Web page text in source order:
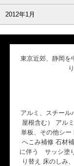
2012年1月
東京近郊、静岡を
アルミ、スチール
屋根含む） アル
単板、その他シ
へこみ補修 石材
に伴う サッシ塗
り替え 床のしみ